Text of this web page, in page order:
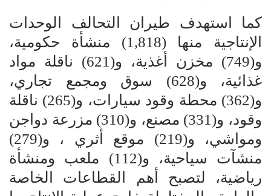
كما استهدف طيران التحالف الوحدات
الإنتاجية منها (1,818) منشأة حكومية،
و(749) مخزن أغذية، و(621) ناقلة مواد
غذائية، و(628) سوق ومجمع تجاري،
و(362) محطة وقود سيارات، و(265) ناقلة
وقود، و(331) مصنع، و(310) مزرعة دواجن
ومواشي، و(219) موقع أثري ، و(279)
منشآت سياحية، و(112) ملعب ومنشأة
رياضية، لتصبح أهم القطاعات الخاصة